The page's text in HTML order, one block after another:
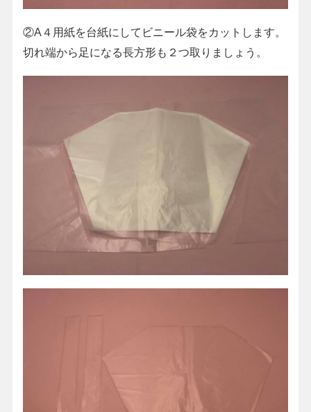
②A４用紙を台紙にしてビニール袋をカットします。
切れ端から足になる長方形も２つ取りましょう。